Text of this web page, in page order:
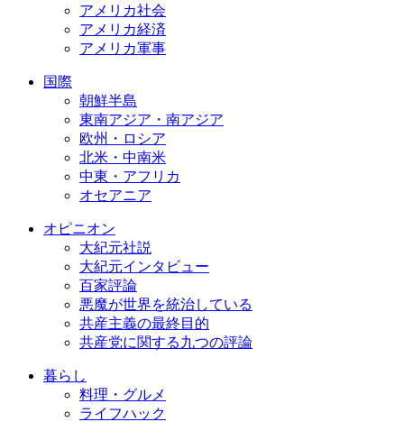
アメリカ社会
アメリカ経済
アメリカ軍事
国際
朝鮮半島
東南アジア・南アジア
欧州・ロシア
北米・中南米
中東・アフリカ
オセアニア
オピニオン
大紀元社説
大紀元インタビュー
百家評論
悪魔が世界を統治している
共産主義の最終目的
共産党に関する九つの評論
暮らし
料理・グルメ
ライフハック